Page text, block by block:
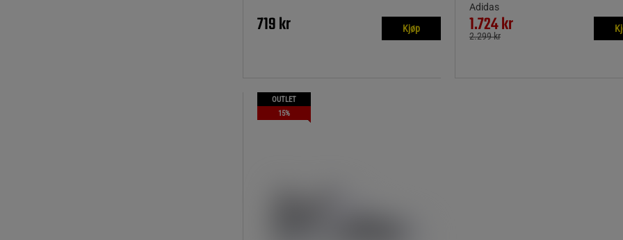
719 kr Kjøp
Adidas
1.724 kr
2.299 kr
OUTLET
15%